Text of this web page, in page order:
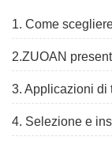
1. Come
4. Selezione e